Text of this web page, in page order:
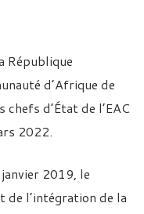
République
d’Afrique de
d’État de l’EAC
2022.
2019, le
de l’intégration de la